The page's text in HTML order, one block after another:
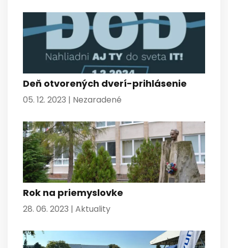
Deň otvorených dverí-prihlásenie
05. 12. 2023 | Nezaradené
Rok na priemyslovke
28. 06. 2023 | Aktuality